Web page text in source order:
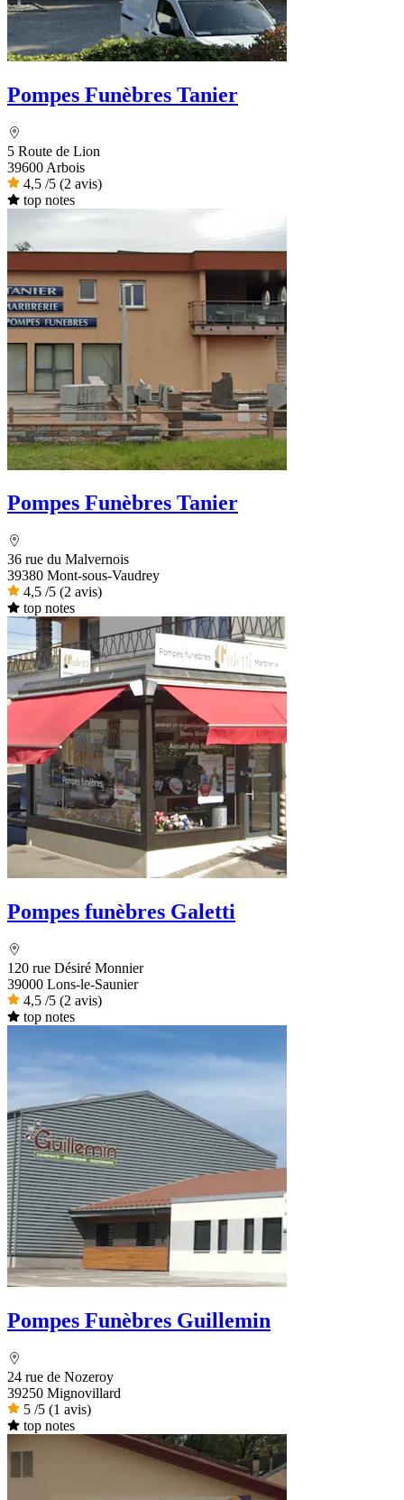
Pompes Funèbres Tanier
5 Route de Lion
39600 Arbois
4,5 /5 (2 avis)
top notes
Pompes Funèbres Tanier
36 rue du Malvernois
39380 Mont-sous-Vaudrey
4,5 /5 (2 avis)
top notes
Pompes funèbres Galetti
120 rue Désiré Monnier
39000 Lons-le-Saunier
4,5 /5 (2 avis)
top notes
Pompes Funèbres Guillemin
24 rue de Nozeroy
39250 Mignovillard
5 /5 (1 avis)
top notes